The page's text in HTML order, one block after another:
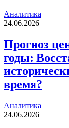
Аналитика
24.06.2026
Прогноз
годы:
время?
Аналитика
24.06.2026